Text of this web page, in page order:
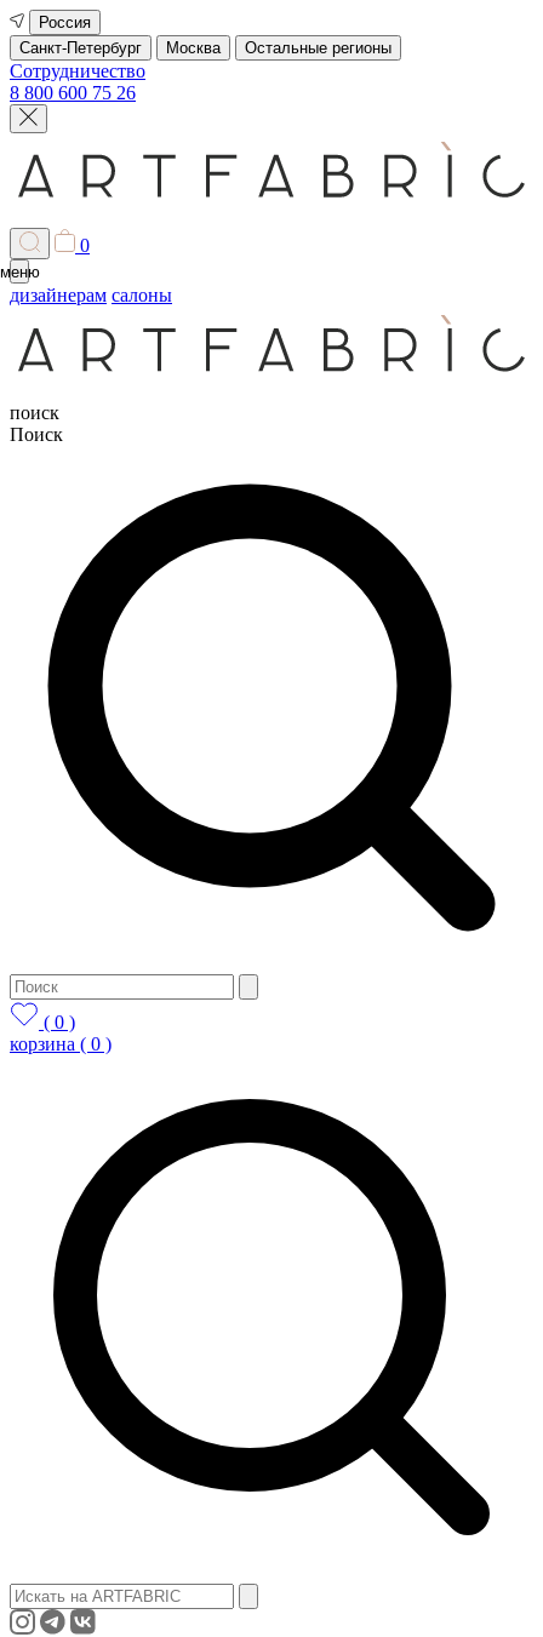
Россия
Санкт-Петербург
Москва Остальные регионы
Сотрудничество
8 800 600 75 26
0
меню
дизайнерам салоны
поиск
Поиск
( 0 )
корзина ( 0 )